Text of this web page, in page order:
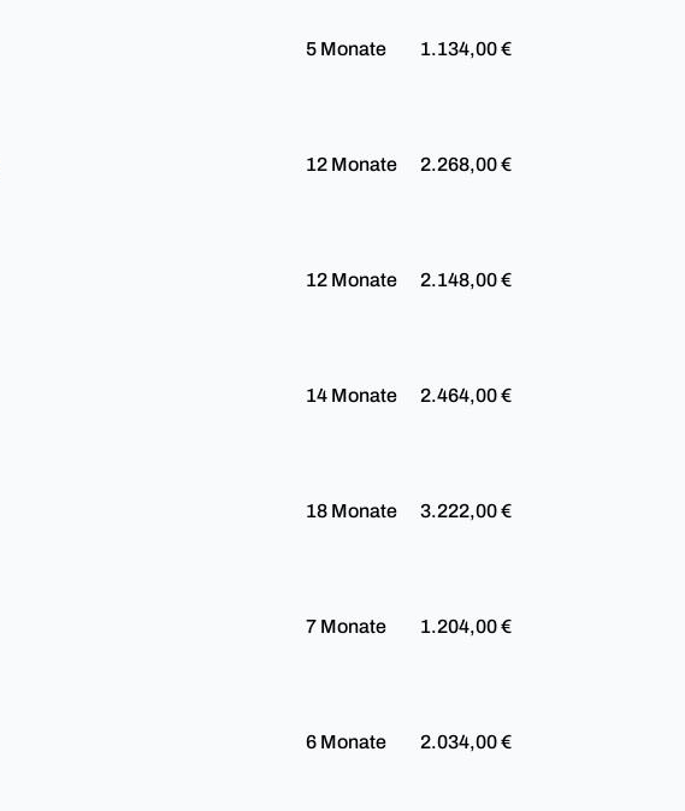
5 Monate 1.134,00 €
12 Monate 2.268,00 €
12 Monate 2.148,00 €
14 Monate 2.464,00 €
18 Monate 3.222,00 €
7 Monate 1.204,00 €
6 Monate 2.034,00 €